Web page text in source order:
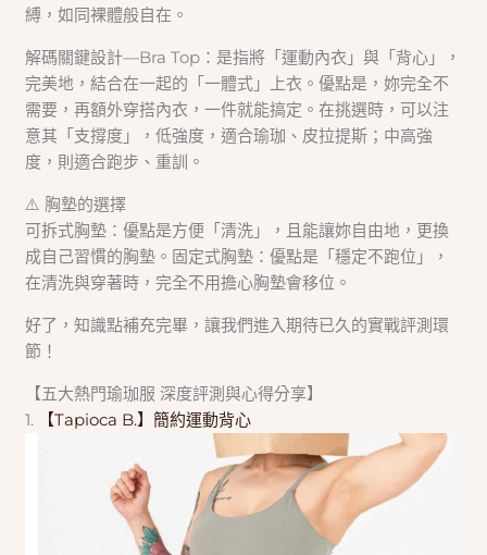
縛，如同裸體般自在。
解碼關鍵設計—Bra Top：是指將「運動內衣」與「背心」，
完美地，結合在一起的「一體式」上衣。優點是，妳完全不
需要，再額外穿搭內衣，一件就能搞定。在挑選時，可以注
意其「支撐度」，低強度，適合瑜珈、皮拉提斯；中高強
度，則適合跑步、重訓。
⚠️ 胸墊的選擇
可拆式胸墊：優點是方便「清洗」，且能讓妳自由地，更換
成自己習慣的胸墊。固定式胸墊：優點是「穩定不跑位」，
在清洗與穿著時，完全不用擔心胸墊會移位。
好了，知識點補充完畢，讓我們進入期待已久的實戰評測環
節！
【五大熱門瑜珈服 深度評測與心得分享】
1.
【Tapioca B.】簡約運動背心